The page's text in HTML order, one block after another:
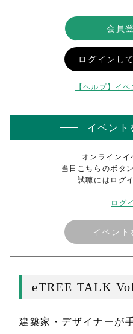
会員
ログインし
【ヘルプ】イ
イベント
オンラインイ
当日こちらのボタ
試聴にはログ
ログ
イベント
eTREE TALK
建築家・デザイナーが